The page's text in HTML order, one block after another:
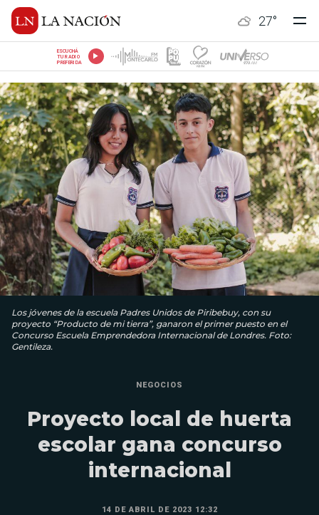
27°
ESCUCHÁ
TU RADIO
PREFERIDA
Los jóvenes de la escuela Padres Unidos de Piribebuy, con su
proyecto “Producto de mi tierra”, ganaron el primer puesto en el
Concurso Escuela Emprendedora Internacional de Londres. Foto:
Gentileza.
NEGOCIOS
Proyecto local de huerta
escolar gana concurso
internacional
14 DE ABRIL DE 2023 12:32